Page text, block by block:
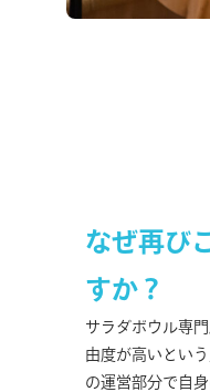
なぜ再び
すか？
サラダボウル専
由度が高いとい
の運営部分で自